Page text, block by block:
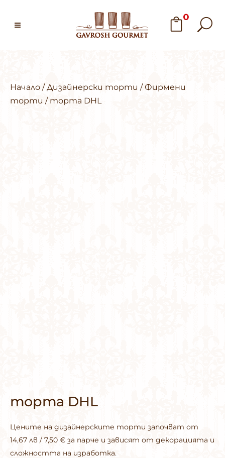
0
Начало /Дизайнерски торти /Фирмени
торти / торта DHL
торта DHL
Цените на дизайнерските торти започват от
14,67 лв / 7,50 € за парче и зависят от декорацията и
сложността на изработка.